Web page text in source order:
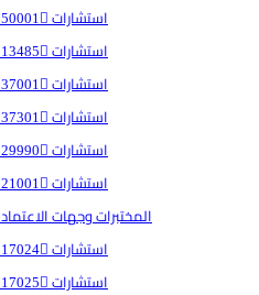
استشارات ISO 50001
استشارات ISO 13485
استشارات ISO 37001
استشارات ISO 37301
استشارات ISO 29990
استشارات ISO 21001
المختبرات وجهات الاعتماد
استشارات ISO 17024
استشارات ISO 17025